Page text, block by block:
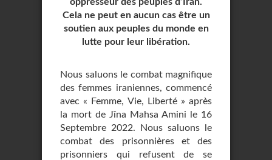
Cela ne peut en aucun cas être un
soutien aux peuples du monde en
lutte pour leur libération.
Nous saluons le combat magnifique
des femmes iraniennes, commencé
avec « Femme, Vie, Liberté » après
la mort de Jîna Mahsa Amini le 16
Septembre 2022. Nous saluons le
combat des prisonnières et des
prisonniers qui refusent de se